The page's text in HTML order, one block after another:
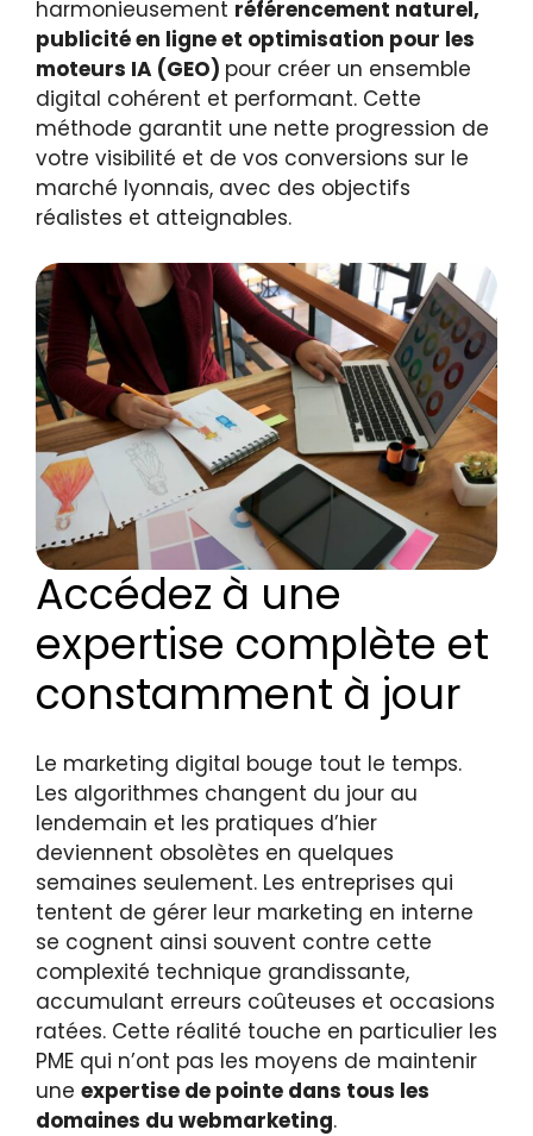
harmonieusement référencement naturel,
publicité en ligne et optimisation pour les
moteurs IA (GEO) pour créer un ensemble
digital cohérent et performant. Cette
méthode garantit une nette progression de
votre visibilité et de vos conversions sur le
marché lyonnais, avec des objectifs
réalistes et atteignables.
Accédez à une
expertise complète et
constamment à jour
Le marketing digital bouge tout le temps.
Les algorithmes changent du jour au
lendemain et les pratiques d’hier
deviennent obsolètes en quelques
semaines seulement. Les entreprises qui
tentent de gérer leur marketing en interne
se cognent ainsi souvent contre cette
complexité technique grandissante,
accumulant erreurs coûteuses et occasions
ratées. Cette réalité touche en particulier les
PME qui n’ont pas les moyens de maintenir
une expertise de pointe dans tous les
domaines du webmarketing.